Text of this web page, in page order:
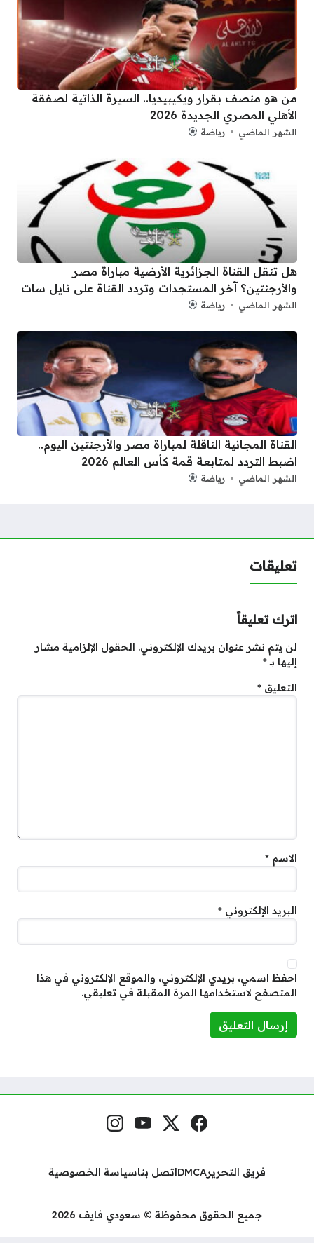
من هو منصف بقرار ويكيبيديا.. السيرة الذاتية لصفقة
الأهلي المصري الجديدة 2026
الشهر الماضي رياضة
هل تنقل القناة الجزائرية الأرضية مباراة مصر
والأرجنتين؟ آخر المستجدات وتردد القناة على نايل سات
الشهر الماضي رياضة
القناة المجانية الناقلة لمباراة مصر والأرجنتين اليوم..
اضبط التردد لمتابعة قمة كأس العالم 2026
الشهر الماضي رياضة
تعليقات
اترك تعليقاً
لن يتم نشر عنوان بريدك الإلكتروني. الحقول الإلزامية مشار
إليها بـ*
التعليق *
الاسم *
البريد الإلكتروني *
احفظ اسمي، بريدي الإلكتروني، والموقع الإلكتروني في هذا
المتصفح لاستخدامها المرة المقبلة في تعليقي.
مواقع التواصل فيسبوكمنصة إكس
يوتيوبإنستغرام
فريق التحريرDMCAاتصل بناسياسة الخصوصية
جميع الحقوق محفوظة © سعودي فايف 2026